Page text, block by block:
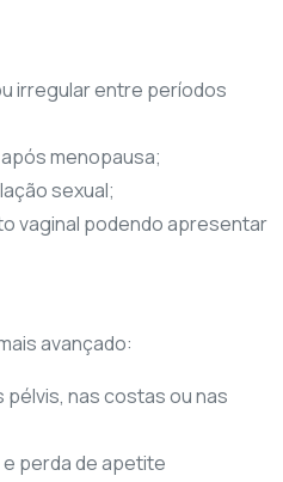
irregular entre períodos
menopausa;
sexual;
vaginal podendo apresentar
avançado:
nas costas ou nas
perda de apetite